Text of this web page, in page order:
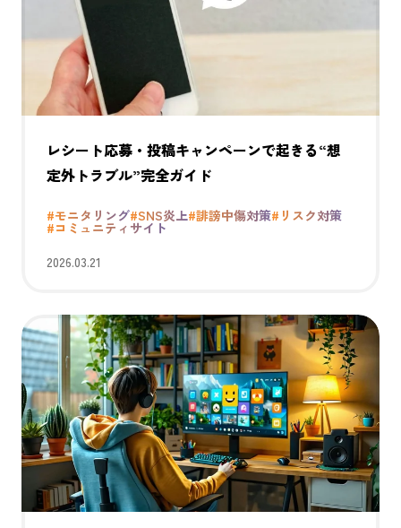
レシート応募・投稿キャンペーンで起きる“想
定外トラブル”完全ガイド
#モニタリング#SNS炎上#誹謗中傷対策#リスク対策
#コミュニティサイト
2026.03.21